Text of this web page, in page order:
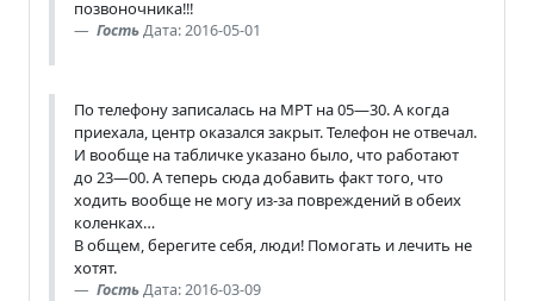
позвоночника!!!
ГостьДата: 2016-05-01
По телефону записалась на МРТ на 05—30. А когда
приехала, центр оказался закрыт. Телефон не отвечал.
И вообще на табличке указано было, что работают
до 23—00. А теперь сюда добавить факт того, что
ходить вообще не могу из-за повреждений в обеих
коленках…
В общем, берегите себя, люди! Помогать и лечить не
хотят.
ГостьДата: 2016-03-09